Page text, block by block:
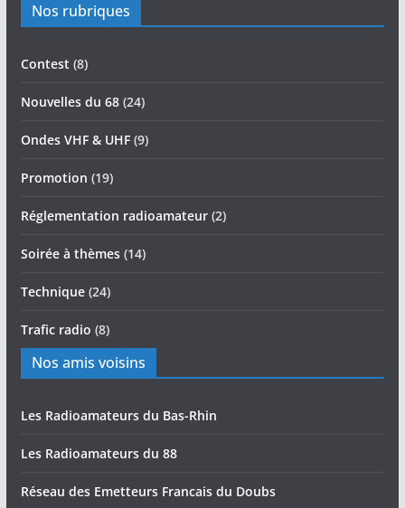
Nos rubriques
Contest (8)
Nouvelles du 68(24)
Ondes VHF & UHF(9)
Promotion (19)
Réglementation radioamateur(2)
Soirée à thèmes(14)
Technique(24)
Trafic radio (8)
Nos amis voisins
Les Radioamateurs du Bas-Rhin
Les Radioamateurs du 88
Réseau des Emetteurs Francais du Doubs